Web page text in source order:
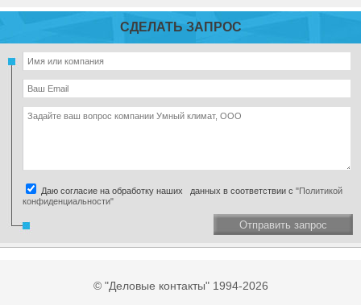
СДЕЛАТЬ ЗАПРОС
Даю согласие на обработку наших данных в соответствии с "Политикой
конфиденциальности"
Отправить запрос
© "Деловые контакты" 1994-2026